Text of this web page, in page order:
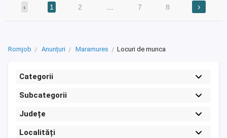
‹ 1 2 7 8 ›
Romjob Anunțuri Maramures Locuri de munca
Categorii
Subcategorii
Județe
Localități